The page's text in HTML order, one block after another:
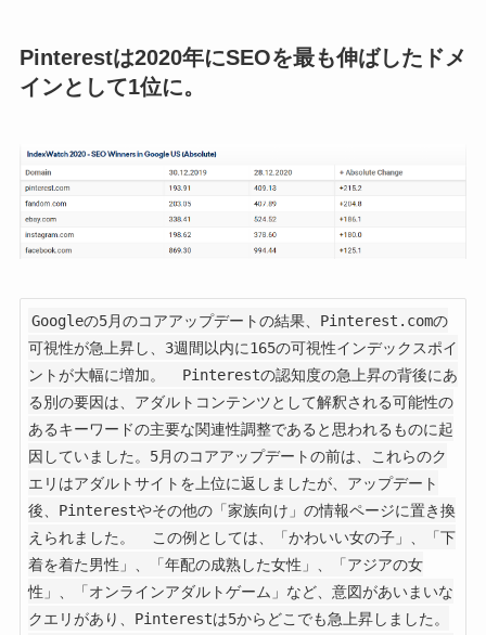
Pinterestは2020年にSEOを最も伸ばしたドメ
インとして1位に。
Googleの5月のコアアップデートの結果、Pinterest.comの
可視性が急上昇し、3週間以内に165の可視性インデックスポイ
ントが大幅に増加。  Pinterestの認知度の急上昇の背後にあ
る別の要因は、アダルトコンテンツとして解釈される可能性の
あるキーワードの主要な関連性調整であると思われるものに起
因していました。5月のコアアップデートの前は、これらのク
エリはアダルトサイトを上位に返しましたが、アップデート
後、Pinterestやその他の「家族向け」の情報ページに置き換
えられました。  この例としては、「かわいい女の子」、「下
着を着た男性」、「年配の成熟した女性」、「アジアの女
性」、「オンラインアダルトゲーム」など、意図があいまいな
クエリがあり、Pinterestは5からどこでも急上昇しました。